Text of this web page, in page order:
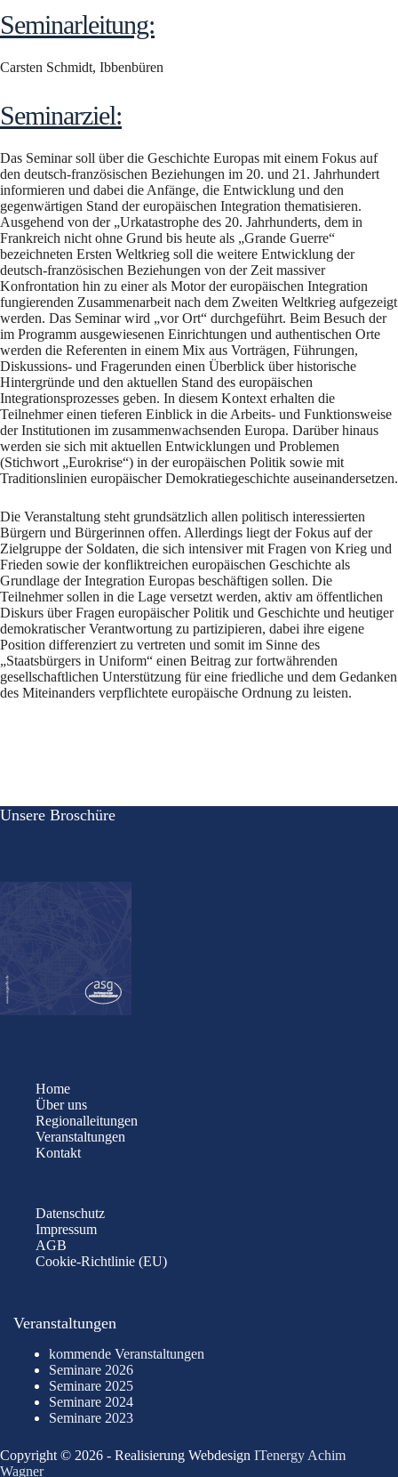
Seminarleitung:
Carsten Schmidt, Ibbenbüren
Seminarziel:
Das Seminar soll über die Geschichte Europas mit einem Fokus auf
den deutsch-französischen Beziehungen im 20. und 21. Jahrhundert
informieren und dabei die Anfänge, die Entwicklung und den
gegenwärtigen Stand der europäischen Integration thematisieren.
Ausgehend von der „Urkatastrophe des 20. Jahrhunderts, dem in
Frankreich nicht ohne Grund bis heute als „Grande Guerre“
bezeichneten Ersten Weltkrieg soll die weitere Entwicklung der
deutsch-französischen Beziehungen von der Zeit massiver
Konfrontation hin zu einer als Motor der europäischen Integration
fungierenden Zusammenarbeit nach dem Zweiten Weltkrieg aufgezeigt
werden. Das Seminar wird „vor Ort“ durchgeführt. Beim Besuch der
im Programm ausgewiesenen Einrichtungen und authentischen Orte
werden die Referenten in einem Mix aus Vorträgen, Führungen,
Diskussions- und Fragerunden einen Überblick über historische
Hintergründe und den aktuellen Stand des europäischen
Integrationsprozesses geben. In diesem Kontext erhalten die
Teilnehmer einen tieferen Einblick in die Arbeits- und Funktionsweise
der Institutionen im zusammenwachsenden Europa. Darüber hinaus
werden sie sich mit aktuellen Entwicklungen und Problemen
(Stichwort „Eurokrise“) in der europäischen Politik sowie mit
Traditionslinien europäischer Demokratiegeschichte auseinandersetzen.
Die Veranstaltung steht grundsätzlich allen politisch interessierten
Bürgern und Bürgerinnen offen. Allerdings liegt der Fokus auf der
Zielgruppe der Soldaten, die sich intensiver mit Fragen von Krieg und
Frieden sowie der konfliktreichen europäischen Geschichte als
Grundlage der Integration Europas beschäftigen sollen. Die
Teilnehmer sollen in die Lage versetzt werden, aktiv am öffentlichen
Diskurs über Fragen europäischer Politik und Geschichte und heutiger
demokratischer Verantwortung zu partizipieren, dabei ihre eigene
Position differenziert zu vertreten und somit im Sinne des
„Staatsbürgers in Uniform“ einen Beitrag zur fortwährenden
gesellschaftlichen Unterstützung für eine friedliche und dem Gedanken
des Miteinanders verpflichtete europäische Ordnung zu leisten.
Unsere Broschüre
Home
Über uns
Regionalleitungen
Veranstaltungen
Kontakt
Datenschutz
Impressum
AGB
Cookie-Richtlinie (EU)
Veranstaltungen
kommende Veranstaltungen
Seminare 2026
Seminare 2025
Seminare 2024
Seminare 2023
Copyright © 2026 - Realisierung Webdesign ITenergy Achim
Wagner